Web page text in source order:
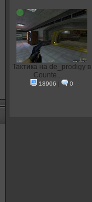
Тактика на de_prodigy в
Counte...
18906 | 0